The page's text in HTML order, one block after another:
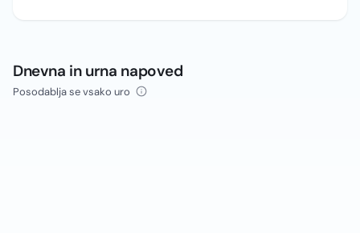
Dnevna in urna napoved
Posodablja se vsako uro